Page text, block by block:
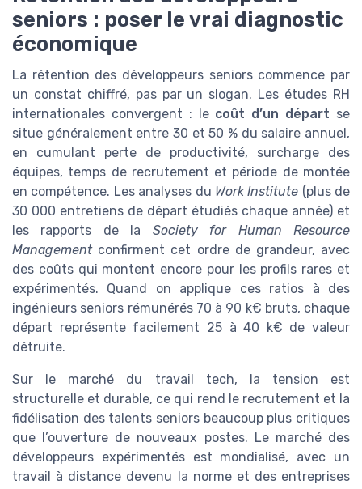
seniors : poser le vrai diagnostic
économique
La rétention des développeurs seniors commence par
un constat chiffré, pas par un slogan. Les études RH
internationales convergent : le coût d’un départ se
situe généralement entre 30 et 50 % du salaire annuel,
en cumulant perte de productivité, surcharge des
équipes, temps de recrutement et période de montée
en compétence. Les analyses du Work Institute (plus de
30 000 entretiens de départ étudiés chaque année) et
les rapports de la Society for Human Resource
Managementconfirment cet ordre de grandeur, avec
des coûts qui montent encore pour les profils rares et
expérimentés. Quand on applique ces ratios à des
ingénieurs seniors rémunérés 70 à 90 k€ bruts, chaque
départ représente facilement 25 à 40 k€ de valeur
détruite.
Sur le marché du travail tech, la tension est
structurelle et durable, ce qui rend le recrutement et la
fidélisation des talents seniors beaucoup plus critiques
que l’ouverture de nouveaux postes. Le marché des
développeurs expérimentés est mondialisé, avec un
travail à distance devenu la norme et des entreprises